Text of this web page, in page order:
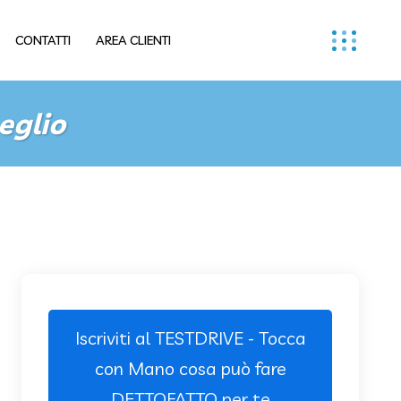
CONTATTI AREA CLIENTI
Iscriviti al TESTDRIVE - Tocca
con Mano cosa può fare